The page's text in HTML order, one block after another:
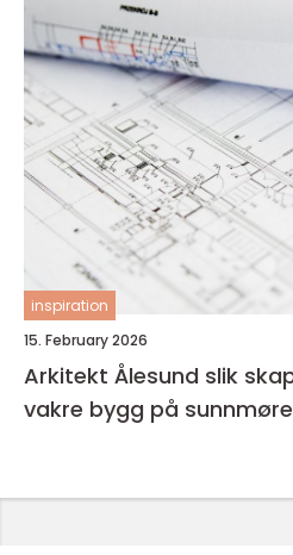
inspiration
15. February 2026
Arkitekt Ålesund slik skapes funksjonelle og
vakre bygg på sunnmøre